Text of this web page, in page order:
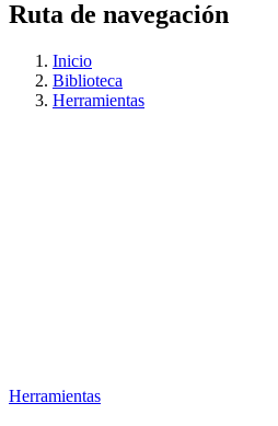
Ruta de navegación
Inicio
Biblioteca
Herramientas
Herramientas